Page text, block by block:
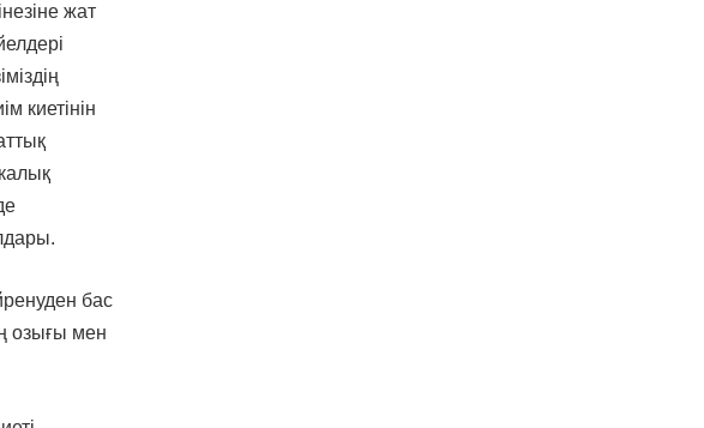
жат
киетінін
бас
озығы мен